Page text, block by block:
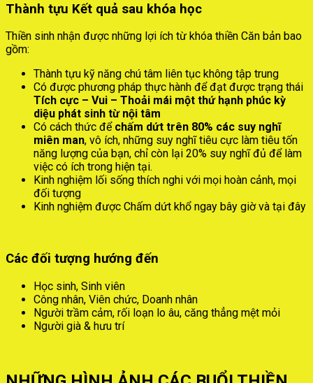
Thành tựu Kết quả sau khóa học
Thiền sinh nhận được những lợi ích từ khóa thiền Căn bản bao
gồm:
Thành tựu kỹ năng chú tâm liên tục không tập trung
Có được phương pháp thực hành để đạt được trạng thái
Tích cực – Vui – Thoải mái một thứ hạnh phúc kỳ
diệu phát sinh từ nội tâm
Có cách thức để chấm dứt trên 80% các suy nghĩ
miên man, vô ích, những suy nghĩ tiêu cực làm tiêu tốn
năng lượng của bạn, chỉ còn lại 20% suy nghĩ đủ để làm
việc có ích trong hiện tại.
Kinh nghiệm lối sống thích nghi với mọi hoàn cảnh, mọi
đối tượng
Kinh nghiệm được Chấm dứt khổ ngay bây giờ và tại đây
Các đối tượng hướng đến
Học sinh, Sinh viên
Công nhân, Viên chức, Doanh nhân
Người trầm cảm, rối loạn lo âu, căng thẳng mệt mỏi
Người già & hưu trí